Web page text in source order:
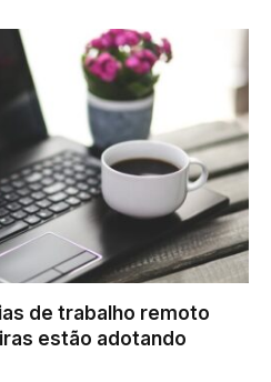
de trabalho remoto
estão adotando